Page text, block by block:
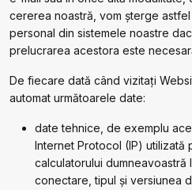
cererea noastră, vom șterge
personal din sistemele noastre
prelucrarea acestora este
De fiecare dată când vizitați
automat următoarele date:
date tehnice, de exemplu
Internet Protocol (IP) utilizată
calculatorului
conectare, tipul și versiunea